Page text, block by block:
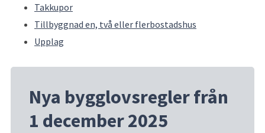
Takkupor
Tillbyggnad en, två eller flerbostadshus
Upplag
Nya bygglovsregler från
1 december 2025